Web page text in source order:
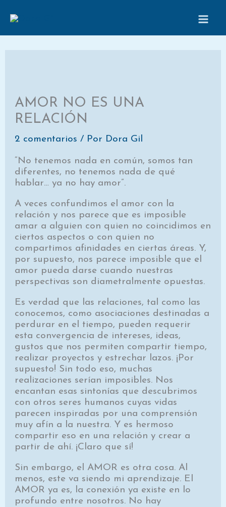
AMOR NO ES UNA
RELACIÓN
2 comentarios / Por Dora Gil
“No tenemos nada en común, somos tan
diferentes, no tenemos nada de qué
hablar… ya no hay amor”.
A veces confundimos el amor con la
relación y nos parece que es imposible
amar a alguien con quien no coincidimos en
ciertos aspectos o con quien no
compartimos afinidades en ciertas áreas. Y,
por supuesto, nos parece imposible que el
amor pueda darse cuando nuestras
perspectivas son diametralmente opuestas.
Es verdad que las relaciones, tal como las
conocemos, como asociaciones destinadas a
perdurar en el tiempo, pueden requerir
esta convergencia de intereses, ideas,
gustos que nos permiten compartir tiempo,
realizar proyectos y estrechar lazos. ¡Por
supuesto! Sin todo eso, muchas
realizaciones serían imposibles. Nos
encantan esas sintonías que descubrimos
con otros seres humanos cuyas vidas
parecen inspiradas por una comprensión
muy afín a la nuestra. Y es hermoso
compartir eso en una relación y crear a
partir de ahí. ¡Claro que sí!
Sin embargo, el AMOR es otra cosa. Al
menos, este va siendo mi aprendizaje. El
AMOR ya es, la conexión ya existe en lo
profundo entre nosotros. No hay